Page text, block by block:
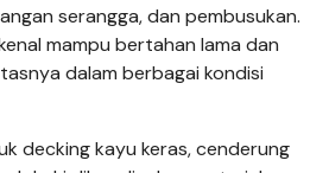
serangga, dan pembusukan.
mampu bertahan lama dan
dalam berbagai kondisi
decking kayu keras, cenderung